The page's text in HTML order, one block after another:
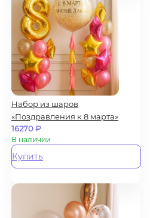
Набор из шаров
«Поздравления к 8 марта»
16270₽
В наличии
Купить